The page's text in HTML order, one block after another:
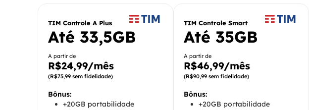
TIM Controle A Plus
Até 33,5GB
A partir de
R$24,99/mês
(R$75,99 sem fidelidade)
Bônus:
+20GB portabilidade
TIM Controle Smart
Até 35GB
A partir de
R$46,99/mês
(R$90,99 sem fidelidade)
Bônus:
+20GB portabilidade